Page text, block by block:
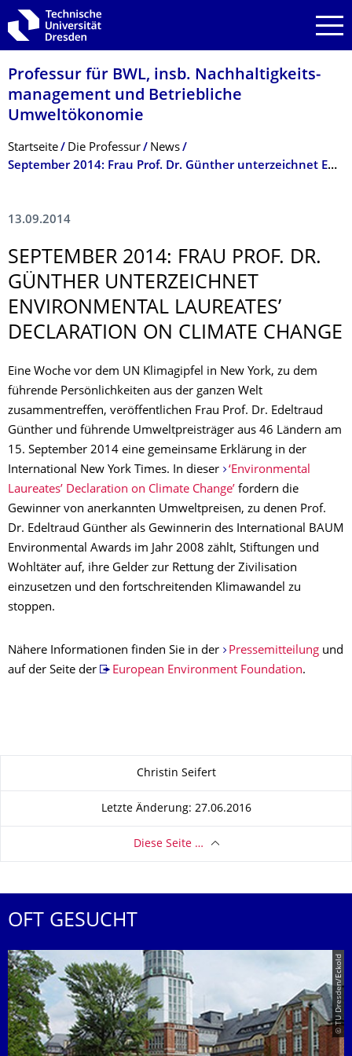
Zur Hauptnavigation springen
Zur Suche springen
Zum Inhalt springen
Professur für BWL, insb. Nachhaltigkeits­
management und Betriebliche
Umweltökonomie
Breadcrumb-Menü
Startseite Die Professur
News
September 2014: Frau Prof. Dr. Günther unterzeichnet Environmental Laureates’ Declaration on Climate Change
13.09.2014
SEPTEMBER 2014: FRAU PROF. DR.
GÜNTHER UNTERZEICHNET
ENVIRONMENTAL LAUREATES’
DECLARATION ON CLIMATE CHANGE
Eine Woche vor dem UN Klimagipfel in New York, zu dem
führende Persönlichkeiten aus der ganzen Welt
zusammentreffen, veröffentlichen Frau Prof. Dr. Edeltraud
Günther und führende Umweltpreisträger aus 46 Ländern am
15. September 2014 eine gemeinsame Erklärung in der
International New York Times. In dieser
‘Environmental
Laureates’ Declaration on Climate Change’ fordern die
Gewinner von anerkannten Umweltpreisen, zu denen Prof.
Dr. Edeltraud Günther als Gewinnerin des International BAUM
Environmental Awards im Jahr 2008 zählt, Stiftungen und
Wohltäter auf, ihre Gelder zur Rettung der Zivilisation
einzusetzen und den fortschreitenden Klimawandel zu
stoppen.
Nähere Informationen finden Sie in der Pressemitteilung und
auf der Seite der
European Environment Foundation.
Christin Seifert
Letzte Änderung: 27.06.2016
Diese Seite …
OFT GESUCHT
© TU Dresden/Eckold